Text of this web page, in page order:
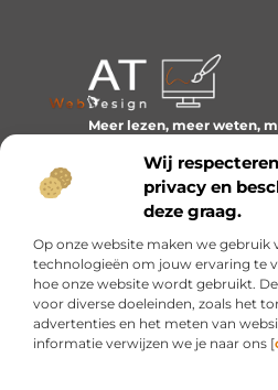
Wij
privacy en
deze graag.
Op onze website maken we gebruik
technologieën om jouw ervaring te
hoe onze website wordt gebruikt.
voor diverse doeleinden, zoals het
advertenties en het meten van
informatie verwijzen we je naar ons [
Meer lezen, meer weten,
het dagelijks leven
Bericht categorie
Onze informatie